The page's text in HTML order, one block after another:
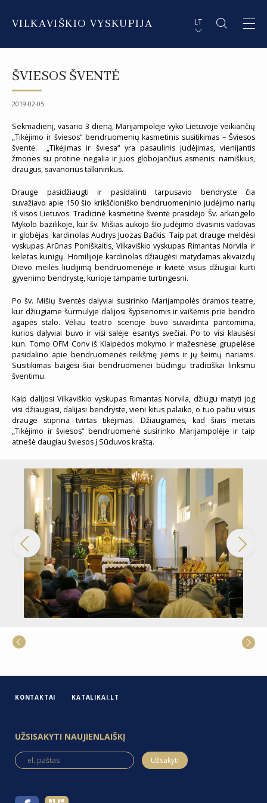
VILKAVIŠKIO VYSKUPIJA LT
DEKANATAI IR PARAPIJOS
PAŠVĘSTAS GYVENIMAS
IT SOMMARIO
ŠVIESOS ŠVENTĖ
2019-02-05
Sekmadienį, vasario 3 dieną, Marijampolėje vyko Lietuvoje veikiančių
„Tikėjimo ir šviesos“ bendruomenių kasmetinis susitikimas – Šviesos
šventė. „Tikėjimas ir šviesa“ yra pasaulinis judėjimas, vienijantis
žmones su protine negalia ir juos globojančius asmenis: namiškius,
draugus, savanorius talkininkus.
Drauge pasidžiaugti ir pasidalinti tarpusavio bendryste čia
suvažiavo apie 150 šio krikščioniško bendruomeninio judėjimo narių
iš visos Lietuvos. Tradicinė kasmetinė šventė prasidėjo Šv. arkangelo
Mykolo bazilikoje, kur šv. Mišias aukojo šio judėjimo dvasinis vadovas
ir globėjas kardinolas Audrys Juozas Bačkis. Taip pat drauge meldėsi
vyskupas Arūnas Poniškaitis, Vilkaviškio vyskupas Rimantas Norvila ir
keletas kunigų. Homilijoje kardinolas džiaugėsi matydamas akivaizdų
Dievo meilės liudijimą bendruomenėje ir kvietė visus džiugiai kurti
gyvenimo bendrystę, kurioje tampame turtingesni.
Po šv. Mišių šventės dalyviai susirinko Marijampolės dramos teatre,
kur džiugiame šurmulyje dalijosi šypsenomis ir vaišėmis prie bendro
agapės stalo. Vėliau teatro scenoje buvo suvaidinta pantomima,
kurios dalyviai buvo ir visi salėje esantys svečiai. Po to visi klausėsi
kun. Tomo OFM Conv iš Klaipėdos mokymo ir mažesnėse grupelėse
pasidalino apie bendruomenės reikšmę jiems ir jų šeimų nariams.
Susitikimas baigėsi šiai bendruomenei būdingu tradiciškai linksmu
šventimu.
Kaip dalijosi Vilkaviškio vyskupas Rimantas Norvila, džiugu matyti jog
visi džiaugiasi, dalijasi bendryste, vieni kitus palaiko, o tuo pačiu visus
drauge stiprina tvirtas tikėjimas. Džiaugiamės, kad šiais metais
„Tikėjimo ir šviesos“ bendruomenė susirinko Marijampolėje ir taip
atnešė daugiau šviesos į Sūduvos kraštą.
KONTAKTAI KATALIKAI.LT
UŽSISAKYTI NAUJIENLAIŠKĮ